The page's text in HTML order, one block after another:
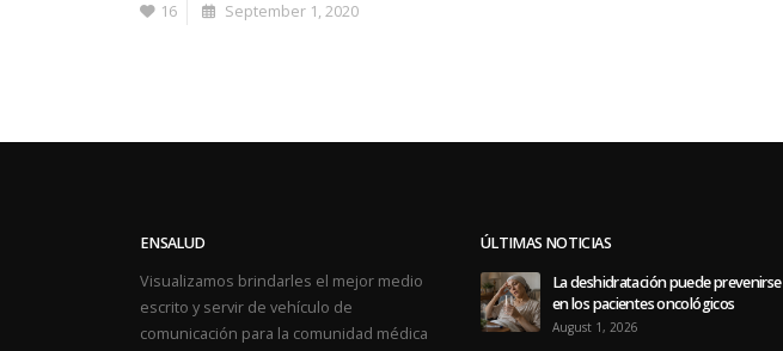
16 September 1, 2020
ENSALUD
Visualizamos brindarles el mejor medio
escrito y servir de vehículo de
comunicación para la comunidad médica
ÚLTIMAS NOTICIAS
La deshidratación puede prevenirse
en los pacientes oncológicos
August 1, 2026